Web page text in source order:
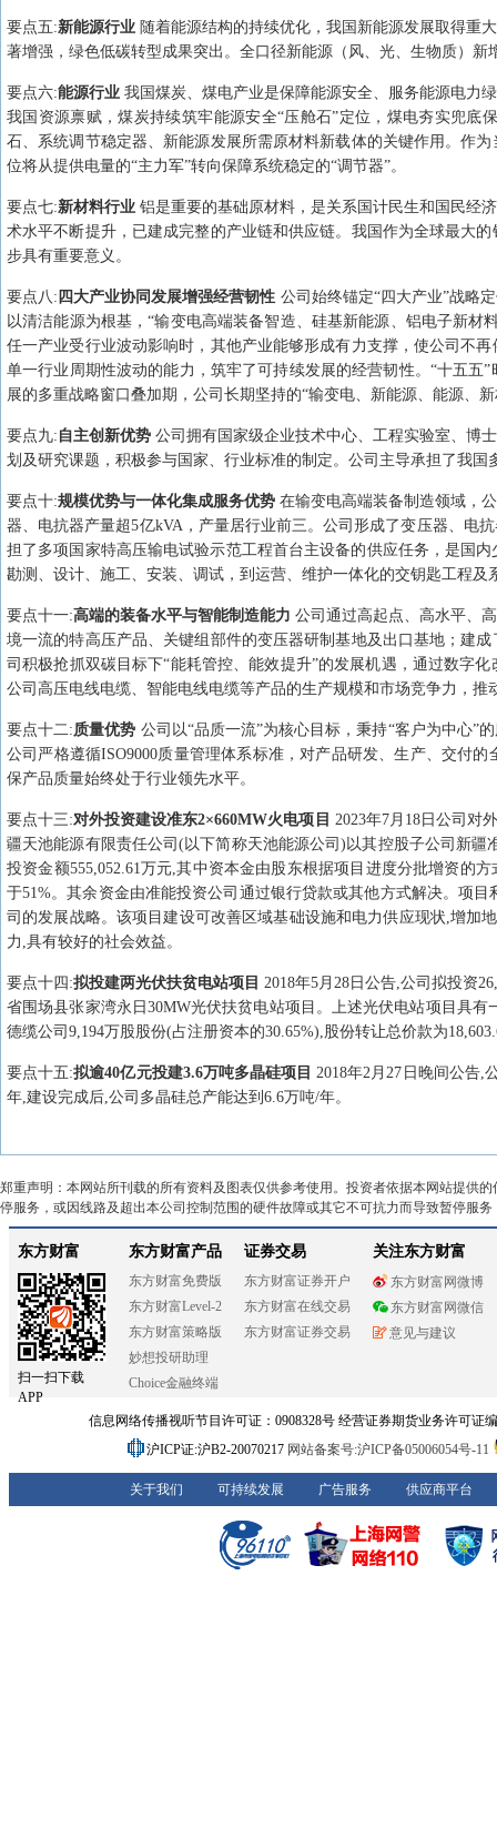
要点五:新能源行业 随着能源结构的持续优化，我国新能源发展取得重
著增强，绿色低碳转型成果突出。全口径新能源（风、光、生物质）
要点六:能源行业 我国煤炭、煤电产业是保障能源安全、服务能源电力
我国资源禀赋，煤炭持续筑牢能源安全“压舱石”定位，煤电夯实兜
石、系统调节稳定器、新能源发展所需原材料新载体的关键作用。作
位将从提供电量的“主力军”转向保障系统稳定的“调节器”。
要点七:新材料行业 铝是重要的基础原材料，是关系国计民生和国民经
术水平不断提升，已建成完整的产业链和供应链。我国作为全球最大
步具有重要意义。
要点 八 : 四大产业协同发展增强经营韧性 公司始终锚定“四大产业”战略
以清洁能源为根基，“输变电高端装备智造、硅基新能源、铝电子新
任一产业受行业波动影响时，其他产业能够形成有力支撑，使公司不
单一行业周期性波动的能力，筑牢了可持续发展的经营韧性。“十五
展的多重战略窗口叠加期，公司长期坚持的“输变电、新能源、能源、
要点九: 自主创新优势 公司拥有国家级企业技术中心、工程实验室、博
划及研究课题，积极参与国家、行业标准的制定。公司主导承担了我
要点十:规模优势与一体化集成服务优势 在输变电高端装备制造领域，
器、电抗器产量超5亿kVA，产量居行业前三。公司形成了变压器、电
担了多项国家特高压输电试验示范工程首台主设备的供应任务，是国
勘测、设计、施工、安装、调试，到运营、维护一体化的交钥匙工程及
要点十一:高端的装备水平与智能制造能力 公司通过高起点、高水平、
境一流的特高压产品、关键组部件的变压器研制基地及出口基地；建
司积极抢抓双碳目标下“能耗管控、能效提升”的发展机遇，通过数字
公司高压电线电缆、智能电线电缆等产品的生产规模和市场竞争力，
要点十二:质量优势 公司以“品质一流”为核心目标，秉持“客户为中心”
公司严格遵循ISO9000质量管理体系标准，对产品研发、生产、交付
保产品质量始终处于行业领先水平。
要点十三:对外投资建设准东2×660MW火电项目 2023年7月18日公司对
疆天池能源有限责任公司(以下简称天池能源公司)以其控股子公司新
投资金额555,052.61万元,其中资本金由股东根据项目进度分批增资的
于51%。其余资金由准能投资公司通过银行贷款或其他方式解决。项
司的发展战略。该项目建设可改善区域基础设施和电力供应现状,增加
力,具有较好的社会效益。
要点十四 :拟投建两光伏扶贫电站项目 2018年5月28日公告,公司拟投资
省围场县张家湾永日30MW光伏扶贫电站项目。上述光伏电站项目具
德缆公司9,194万股股份(占注册资本的30.65%),股份转让总价款为
要点十五:拟逾40亿元投建3.6万吨多晶硅项目2018年2月27日晚间公告,
年,建设完成后,公司多晶硅总产能达到6.6万吨/年。
郑重声明：本网站所刊载的所有资料及图表仅供参考使用。投资者依据本网站提供
停服务，或因线路及超出本公司控制范围的硬件故障或其它不可抗力而导致暂停服